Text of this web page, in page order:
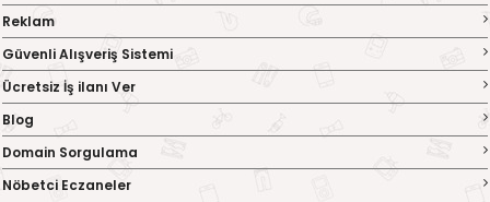
Reklam
Güvenli Alışveriş Sistemi
Ücretsiz İş ilanı Ver
Blog
Domain Sorgulama
Nöbetci Eczaneler